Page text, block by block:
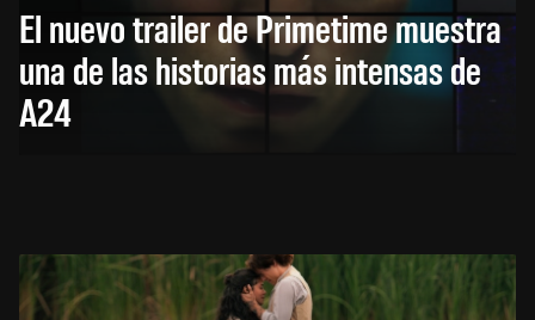
El nuevo trailer de Primetime muestra
una de las historias más intensas de
A24